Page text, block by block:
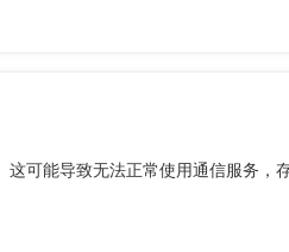
可能导致无法正常使用通信服务，